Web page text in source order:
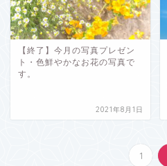
【終了】今月の写真プレゼン
ト・色鮮やかなお花の写真で
す。
2021年8月1日
1